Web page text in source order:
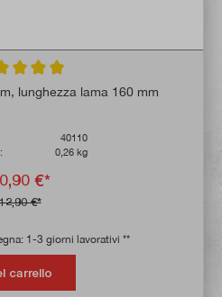
media di 5 su 5 stelle
lunghezza lama 160 mm
40110
0,26 kg
€*
€*
1-3 giorni lavorativi **
carrello